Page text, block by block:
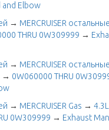
and Elbow
→ MERCRUISER остальные
THRU 0W309999 →
→ MERCRUISER остальные
→ 0W060000 THRU
→ MERCRUISER Gas →
0W309999 → Exhaust